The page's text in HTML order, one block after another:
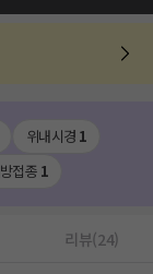
위내시경 1
접종 1
리뷰(24)